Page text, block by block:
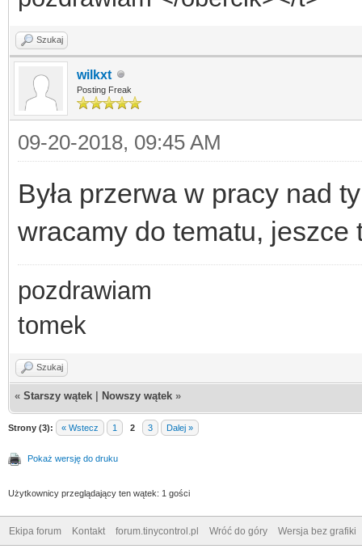
Szukaj
wilkxt
Posting Freak
09-20-2018, 09:45 AM
Była przerwa w pracy nad
wracamy do tematu, jeszce
pozdrawiam
tomek
Szukaj
« Starszy wątek Nowszy wątek »
Strony (3): « Wstecz 1 2 3 Dalej »
Pokaż wersję do druku
Użytkownicy przeglądający ten wątek: 1 gości
Ekipa forum Kontakt forum.tinycontrol.pl Wróć do góry Wersja bez grafiki